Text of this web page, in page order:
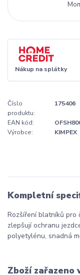
Nákup na splátky
Číslo
produktu:
175406
EAN kód:
Výrobce:
KIMPEX
Kompletní
Rozšíření blatníků pro
zlepšují ochranu
polyetylénu, snadná
Zboží zařazeno